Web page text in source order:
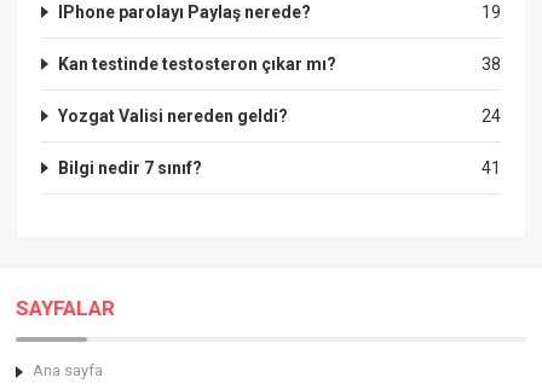
19
IPhone parolayı Paylaş nerede?
38
Kan testinde testosteron çıkar mı?
24
Yozgat Valisi nereden geldi?
41
Bilgi nedir 7 sınıf?
SAYFALAR
Ana sayfa